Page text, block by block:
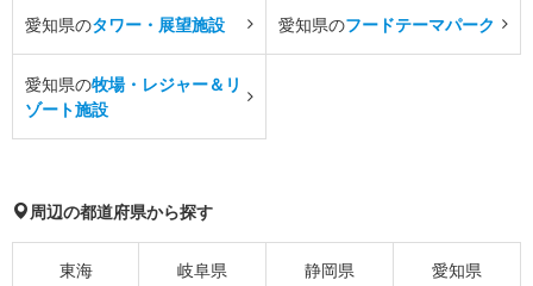
愛知県のタワー・展望施設 愛知県のフードテーマパーク
愛知県の牧場・レジャー＆リ
ゾート施設
周辺の都道府県から探す
東海 岐阜県 静岡県 愛知県